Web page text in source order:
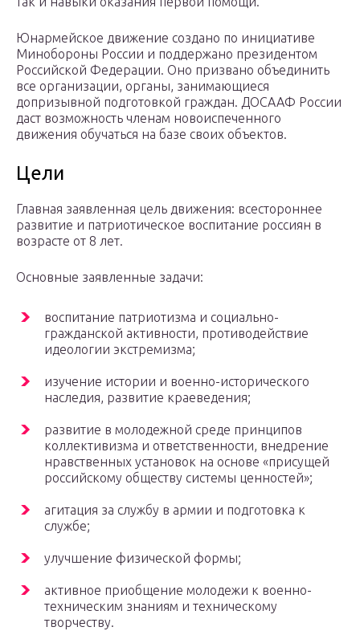
Юнармейское движение создано по инициативе
Минобороны России и поддержано президентом
Российской Федерации. Оно призвано объединить
все организации, органы, занимающиеся
допризывной подготовкой граждан. ДОСААФ России
даст возможность членам новоиспеченного
движения обучаться на базе своих объектов.
Цели
Главная заявленная цель движения: всестороннее
развитие и патриотическое воспитание россиян в
возрасте от 8 лет.
Основные заявленные задачи:
воспитание патриотизма и социально-
гражданской активности, противодействие
идеологии экстремизма;
изучение истории и военно-исторического
наследия, развитие краеведения;
развитие в молодежной среде принципов
коллективизма и ответственности, внедрение
нравственных установок на основе «присущей
российскому обществу системы ценностей»;
агитация за службу в армии и подготовка к
службе;
улучшение физической формы;
активное приобщение молодежи к военно-
техническим знаниям и техническому
творчеству.